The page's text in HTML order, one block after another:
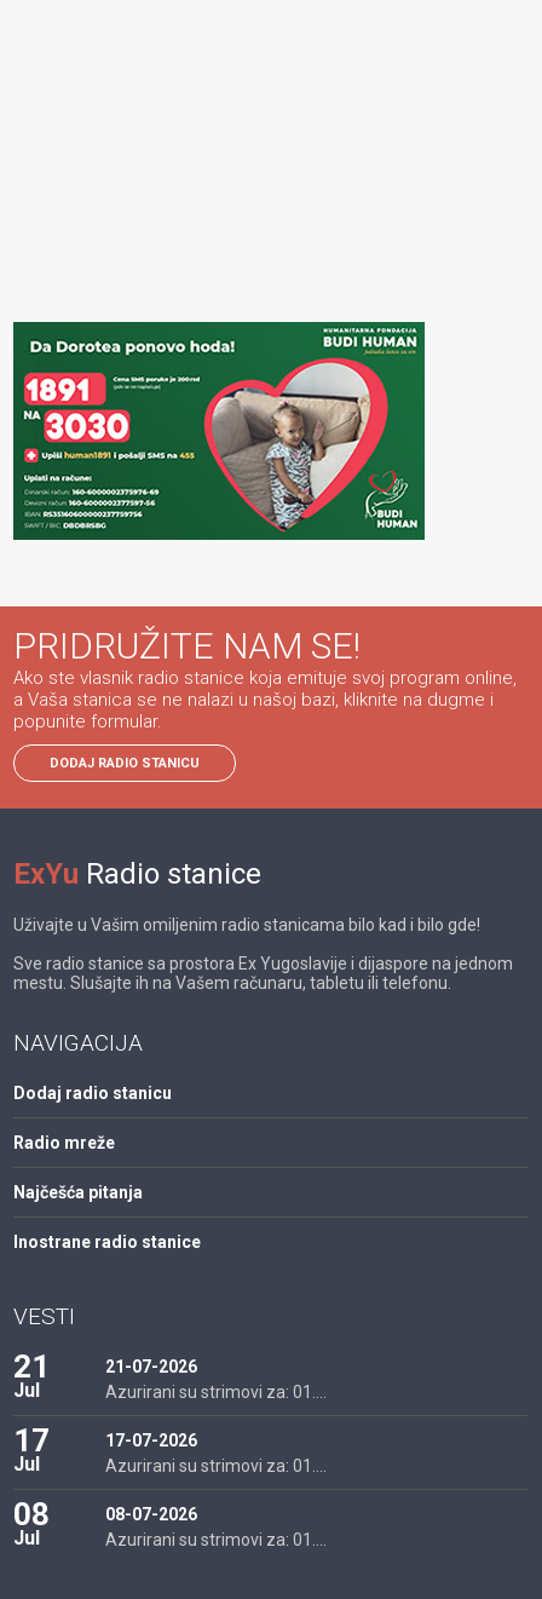
PRIDRUŽITE NAM SE!
Ako ste vlasnik radio stanice koja emituje svoj program online,
a Vaša stanica se ne nalazi u našoj bazi, kliknite na dugme i
popunite formular.
DODAJ RADIO STANICU
ExYu Radio stanice
Uživajte u Vašim omiljenim radio stanicama bilo kad i bilo gde!
Sve radio stanice sa prostora Ex Yugoslavije i dijaspore na jednom
mestu. Slušajte ih na Vašem računaru, tabletu ili telefonu.
NAVIGACIJA
Dodaj radio stanicu
Radio mreže
Najčešća pitanja
Inostrane radio stanice
VESTI
21
Jul
21-07-2026
Azurirani su strimovi za: 01....
17
Jul
17-07-2026
Azurirani su strimovi za: 01....
08
Jul
08-07-2026
Azurirani su strimovi za: 01....